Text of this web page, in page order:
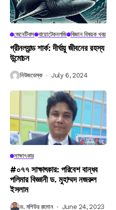
জেনেটিকস বায়োটেকনলজি বিজ্ঞান বিষয়ক খবর
গ্রীনল্যান্ড শার্ক: দীর্ঘায়ু জীবনের রহস্য
উন্মোচন
নিউজডেস্ক July 6, 2024
সাক্ষাৎকার
#০৭৭ সাক্ষাৎকার: পরিবেশ বান্ধব
পলিমার বিজ্ঞানী ড. মুহাম্মদ নজরুল
ইসলাম
ড. মশিউর রহমান June 24, 2023